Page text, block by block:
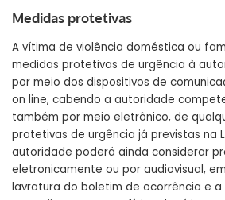
Medidas protetivas
A vítima de violência doméstica ou
medidas protetivas de urgência à
por meio dos dispositivos de
on line, cabendo a autoridade
também por meio eletrônico, de
protetivas de urgência já previstas na
autoridade poderá ainda considerar
eletronicamente ou por audiovisual,
lavratura do boletim de ocorrência e